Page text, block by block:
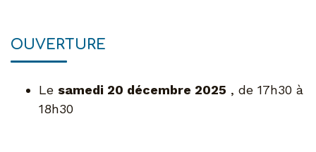
OUVERTURE
Le samedi 20 décembre 2025 , de 17h30 à
18h30